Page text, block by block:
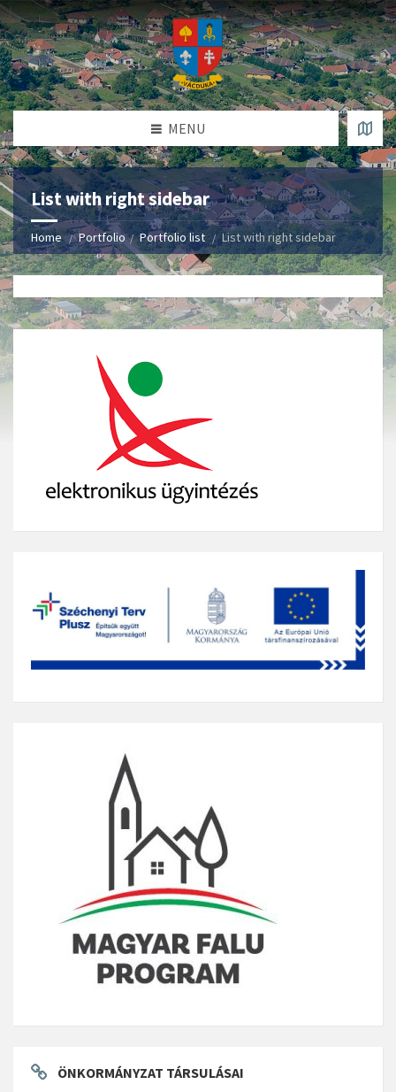
MENU
List with right sidebar
Home Portfolio Portfolio list List with right sidebar
ÖNKORMÁNYZAT TÁRSULÁSAI